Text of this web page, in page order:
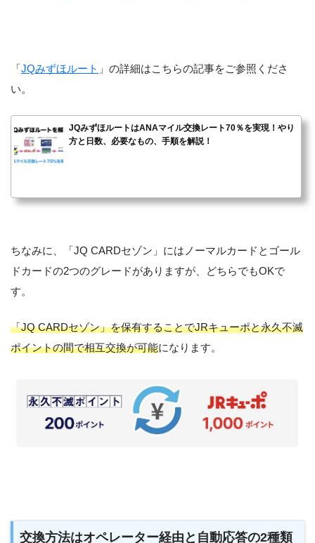
「JQみずほルート 」の詳細はこちらの記事をご参照くださ
い。
JQみずほルートはANAマイル交換レート70％を実現！やり
方と日数、必要なもの、手順を解説！
ちなみに、「JQ CARDセゾン」にはノーマルカードとゴール
ドカードの2つのグレードがありますが、どちらでもOKで
す。
「JQ CARDセゾン」を保有することでJRキューポと永久不滅
ポイントの間で相互交換が可能になります。
交換方法はオペレーター経由と自動応答の2種類